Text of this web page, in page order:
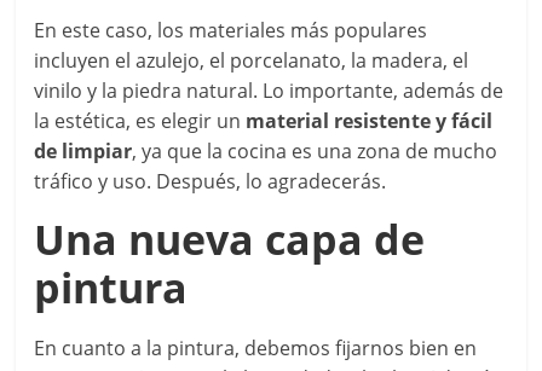
En este caso, los materiales más populares
incluyen el azulejo, el porcelanato, la madera, el
vinilo y la piedra natural. Lo importante, además de
la estética, es elegir un material resistente y fácil
de limpiar, ya que la cocina es una zona de mucho
tráfico y uso. Después, lo agradecerás.
Una nueva capa de
pintura
En cuanto a la pintura, debemos fijarnos bien en